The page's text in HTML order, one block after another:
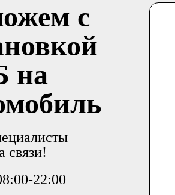
с
на
связи!
22:00